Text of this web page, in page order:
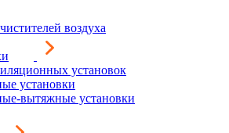
воздуха
установок
установки
вытяжные установки